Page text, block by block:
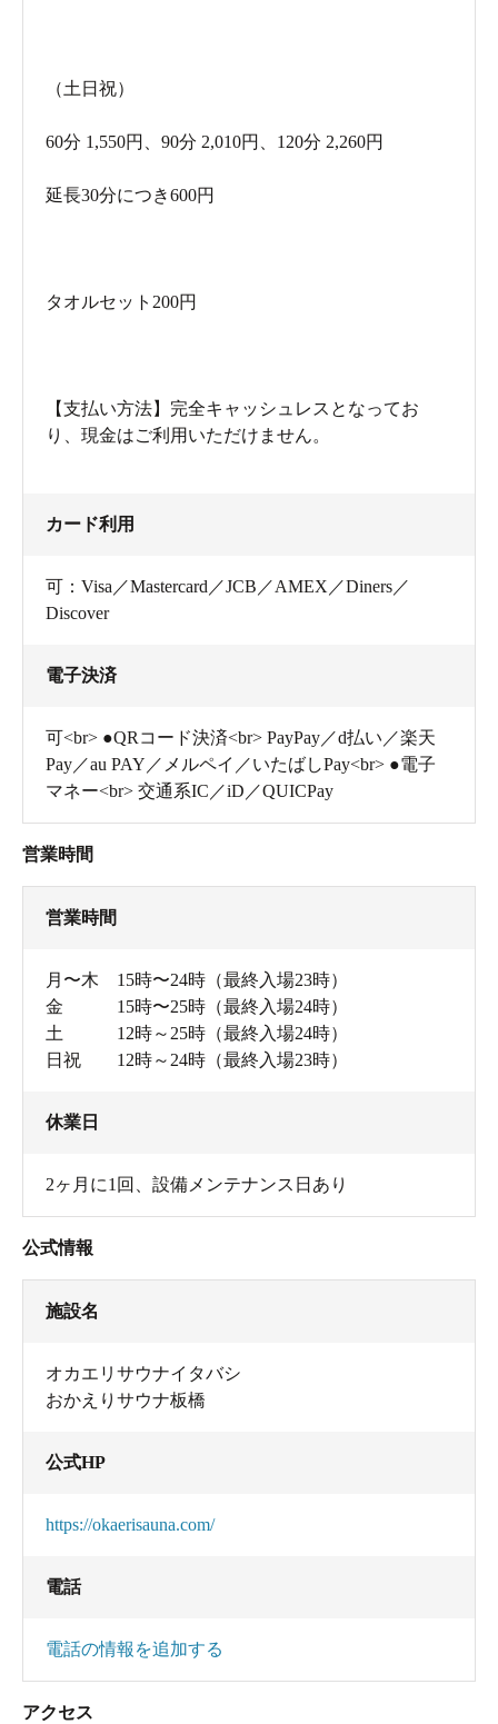
（土日祝）
60分 1,550円、90分 2,010円、120分 2,260円
延長30分につき600円
タオルセット200円
【支払い方法】完全キャッシュレスとなってお
り、現金はご利用いただけません。
カード利用
可：Visa／Mastercard／JCB／AMEX／Diners／
Discover
電子決済
可<br> ●QRコード決済<br> PayPay／d払い／楽天
Pay／au PAY／メルペイ／いたばしPay<br> ●電子
マネー<br> 交通系IC／iD／QUICPay
営業時間
営業時間
月〜木 15時〜24時（最終入場23時）
金 15時〜25時（最終入場24時）
土 12時～25時（最終入場24時）
日祝 12時～24時（最終入場23時）
休業日
2ヶ月に1回、設備メンテナンス日あり
公式情報
施設名
オカエリサウナイタバシ
おかえりサウナ板橋
公式HP
https://okaerisauna.com/
電話
電話の情報を追加する
アクセス